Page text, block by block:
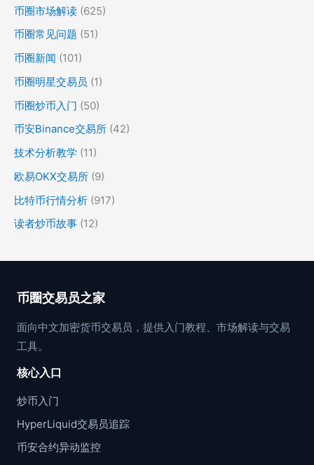
币圈市场解读 (625)
币圈常见问题 (51)
币圈新闻 (101)
币圈明星交易员 (1)
币圈炒币入门 (50)
币安Binance交易所 (42)
技术分析教学 (11)
欧易OKX交易所 (9)
比特币行情分析 (917)
读者炒币故事 (12)
币圈交易员之家
面向中文加密货币交易员，提供入门教程、市场解读与交易
工具。
核心入口
炒币入门
HyperLiquid交易员追踪
币安合约异动监控